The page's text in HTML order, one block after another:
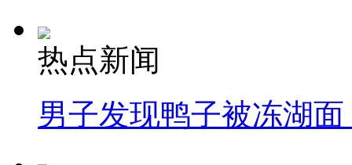
热点新闻
男子发现鸭子被冻湖